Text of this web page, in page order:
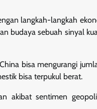
langkah-langkah
budaya sebuah sinyal
bisa mengurangi
bisa terpukul berat.
akibat sentimen